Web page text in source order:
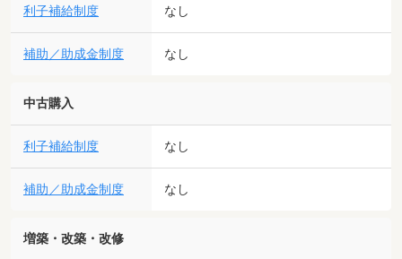
利子補給制度 なし
補助／助成金制度 なし
中古購入
利子補給制度 なし
補助／助成金制度 なし
増築・改築・改修